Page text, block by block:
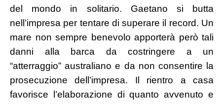
del mondo in solitario. Gaetano si butta
nell’impresa per tentare di superare il record. Un
mare non sempre benevolo apporterà però tali
danni alla barca da costringere a un
“atterraggio” australiano e da non consentire la
prosecuzione dell’impresa. Il rientro a casa
favorisce l’elaborazione di quanto avvenuto e